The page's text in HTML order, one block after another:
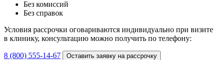
Без комиссий
Без справок
Условия рассрочки оговариваются индивидуально при визите
в клинику, консультацию можно получить по телефону:
8 (800) 555-14-67 Оставить заявку на рассрочку